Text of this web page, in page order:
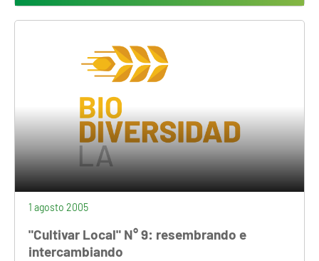
1 agosto 2005
"Cultivar Local" N° 9: resembrando e
intercambiando